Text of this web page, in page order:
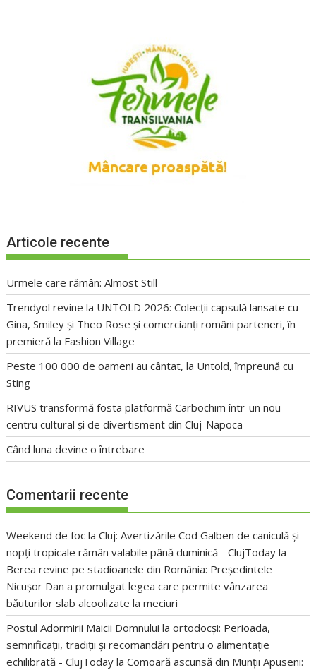
Articole recente
Urmele care rămân: Almost Still
Trendyol revine la UNTOLD 2026: Colecții capsulă lansate cu
Gina, Smiley și Theo Rose și comercianți români parteneri, în
premieră la Fashion Village
Peste 100 000 de oameni au cântat, la Untold, împreună cu
Sting
RIVUS transformă fosta platformă Carbochim într-un nou
centru cultural și de divertisment din Cluj-Napoca
Când luna devine o întrebare
Comentarii recente
Weekend de foc la Cluj: Avertizările Cod Galben de caniculă și
nopți tropicale rămân valabile până duminică - ClujToday la
Berea revine pe stadioanele din România: Președintele
Nicușor Dan a promulgat legea care permite vânzarea
băuturilor slab alcoolizate la meciuri
Postul Adormirii Maicii Domnului la ortodocși: Perioada,
semnificații, tradiții și recomandări pentru o alimentație
echilibrată - ClujToday laComoară ascunsă din Munții Apuseni: